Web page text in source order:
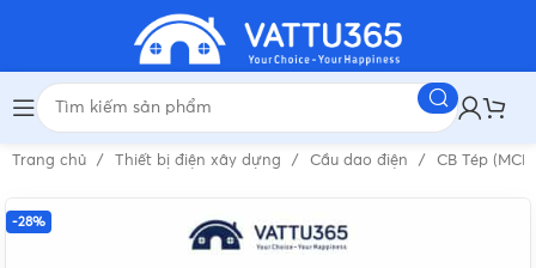
Trang chủ Thiết bị điện xây dựng Cầu dao điện CB Tép
-28%